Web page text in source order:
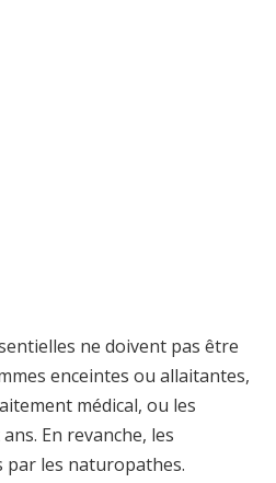
ne doivent pas être
enceintes ou allaitantes,
médical, ou les
En revanche, les
les naturopathes.